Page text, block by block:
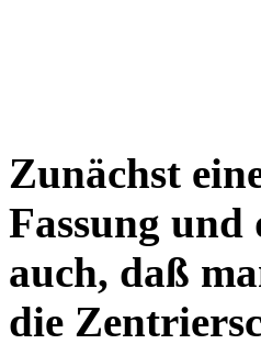
Zunächst
Fassung
auch, daß
die